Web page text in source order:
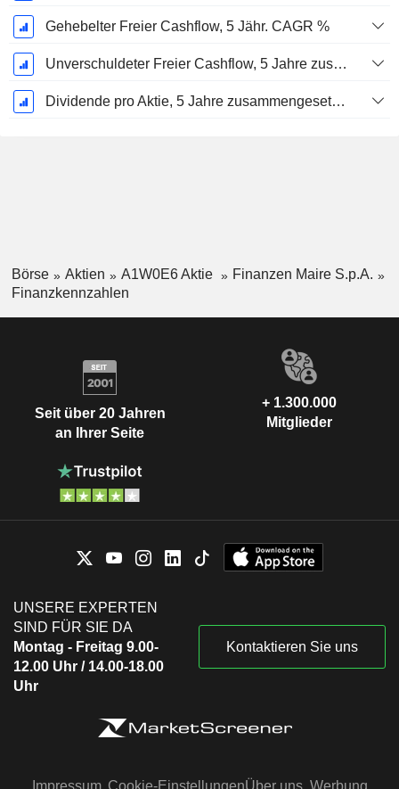
Gehebelter Freier Cashflow, 5 Jähr. CAGR %
Unverschuldeter Freier Cashflow, 5 Jahre zusammengesetzte jährliche Wachstumsrate %
Dividende pro Aktie, 5 Jahre zusammengesetzte jährliche Wachstumsrate %
Börse Aktien A1W0E6 Aktie
Finanzen Maire S.p.A.
Finanzkennzahlen
Seit über 20 Jahren
an Ihrer Seite
+ 1.300.000
Mitglieder
UNSERE EXPERTEN
SIND FÜR SIE DA
Montag - Freitag 9.00-
12.00 Uhr / 14.00-18.00
Uhr
Kontaktieren Sie uns
Impressum Cookie-EinstellungenÜber uns Werbung